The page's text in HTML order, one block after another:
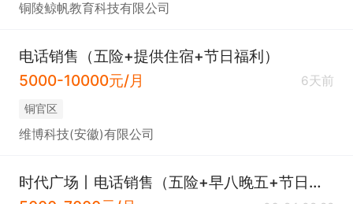
铜陵鲸帆教育科技有限公司
电话销售（五险+提供住宿+节日福利）
5000-10000元/月
6天前
铜官区
维博科技(安徽)有限公司
时代广场丨电话销售（五险+早八晚五+节日福利）